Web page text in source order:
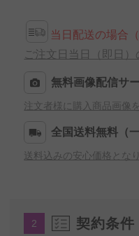
当日配送の場合
ご注文日当日（即日
無料画像配信サ
注文者様に購入商品画像
全国送料無料（
送料込みの安心価格とな
2 契約条件